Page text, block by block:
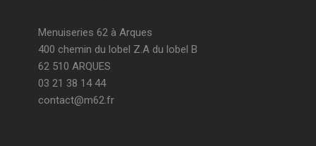
Menuiseries 62 à Arques
400 chemin du lobel Z.A du lobel B
62 510 ARQUES
03 21 38 14 44
contact@m62.fr